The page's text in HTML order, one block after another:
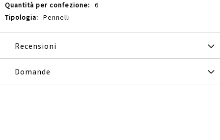
6
Pennelli
Recensioni
Domande